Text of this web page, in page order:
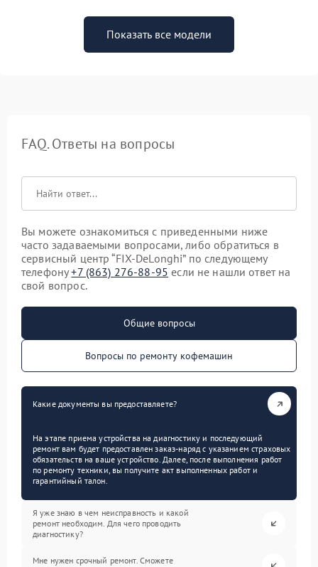
Показать все модели
FAQ. Ответы на вопросы
Вы можете ознакомиться с приведенными ниже
часто задаваемыми вопросами, либо обратиться в
сервисный центр “FIX-DeLonghi” по следующему
телефону+7 (863) 276-88-95 если не нашли ответ на
свой вопрос.
Общие вопросы
Вопросы по ремонту кофемашин
Какие документы вы предоставляете?
На этапе приема устройства на диагностику и последующий
ремонт вам будет предоставлен заказ-наряд с указанием страховых
обязательств на ваше устройство. Далее, после выполнения работ
по ремонту техники, вы получите акт выполненных работ и
гарантийный талон.
Я уже знаю в чем неисправность и какой
ремонт необходим. Для чего проводить
диагностику?
Мне нужен срочный ремонт. Сможете